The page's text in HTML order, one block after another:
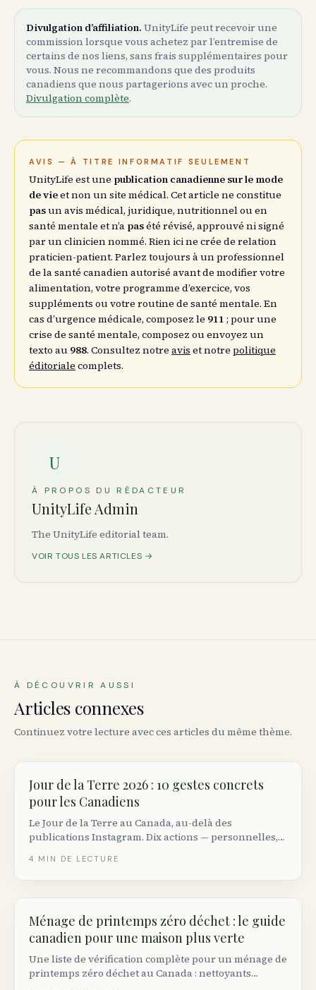
Divulgation d’affiliation. UnityLife peut recevoir une
commission lorsque vous achetez par l’entremise de
certains de nos liens, sans frais supplémentaires pour
vous. Nous ne recommandons que des produits
canadiens que nous partagerions avec un proche.
Divulgation complète.
AVIS — À TITRE INFORMATIF SEULEMENT
UnityLife est une publication canadienne sur le mode
de vieet non un site médical. Cet article ne constitue
pasun avis médical, juridique, nutritionnel ou en
santé mentale et n’a pasété révisé, approuvé ni signé
par un clinicien nommé. Rien ici ne crée de relation
praticien-patient. Parlez toujours à un professionnel
de la santé canadien autorisé avant de modifier votre
alimentation, votre programme d’exercice, vos
suppléments ou votre routine de santé mentale. En
cas d’urgence médicale, composez le 911 ; pour une
crise de santé mentale, composez ou envoyez un
texto au 988. Consultez notre avis et notre politique
éditoriale complets.
U
À PROPOS DU RÉDACTEUR
UnityLife Admin
The UnityLife editorial team.
VOIR TOUS LES ARTICLES →
À DÉCOUVRIR AUSSI
Articles connexes
Continuez votre lecture avec ces articles du même thème.
Jour de la Terre 2026 : 10 gestes concrets
pour les Canadiens
Le Jour de la Terre au Canada, au-delà des
publications Instagram. Dix actions — personnelles,
l’aiguille climatique.
4 MIN DE LECTURE
Ménage de printemps zéro déchet : le guide
canadien pour une maison plus verte
Une liste de vérification complète pour un ménage de
printemps zéro déchet au Canada : nettoyants